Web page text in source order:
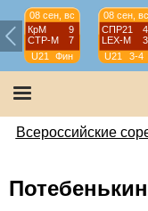
08 сен, вс
КрМ
9
СТР-М
7
U21
Фин
08 сен, вс
СПР21
4
LEX-М
3
U21
3-4
Всероссийские